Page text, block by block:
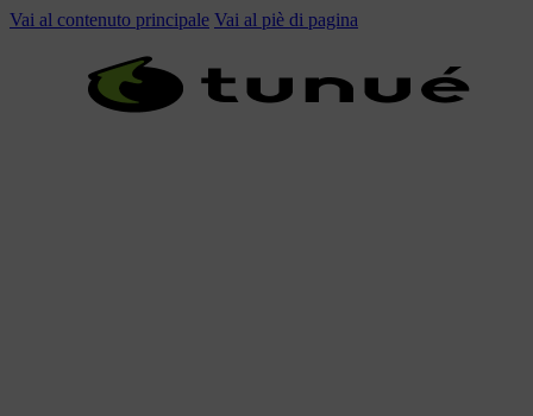
Vai al contenuto principale Vai al piè di pagina